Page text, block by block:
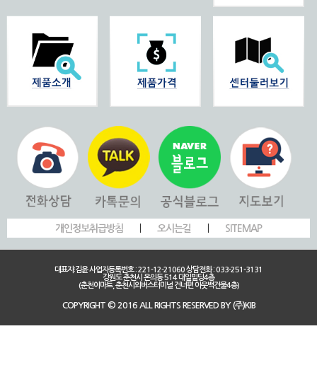
개인정보취급방침 오시는길 SITEMAP
대표자:김윤 사업자등록번호 : 221-12-21060 상담전화 : 033-251-3131
강원도 춘천시 온의동 514 대일빌딩4층
(춘천이마트, 춘천시외버스터미널 건너편 아웃백건물4층)
COPYRIGHT © 2016 ALL RIGHTS RESERVED BY (주)KIB